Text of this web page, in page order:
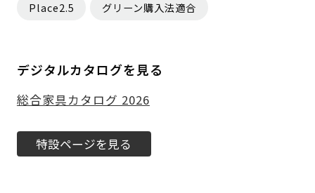
Place2.5 グリーン購入法適合
デジタルカタログを見る
総合家具カタログ 2026
特設ページを見る